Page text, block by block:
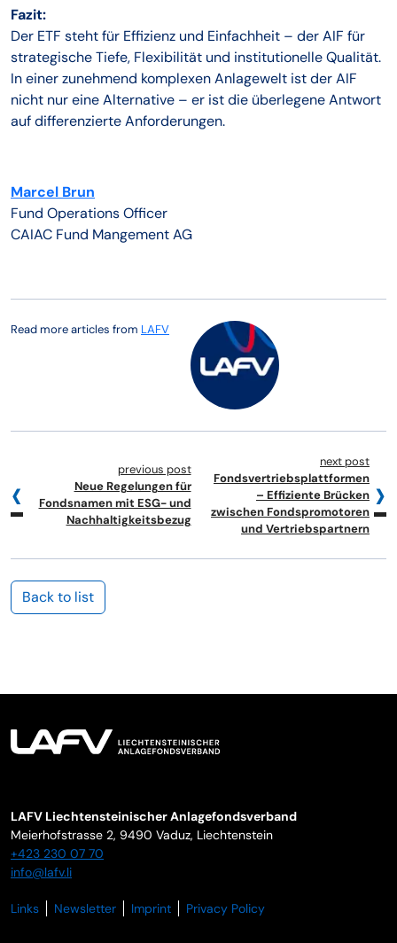
Fazit:
Der ETF steht für Effizienz und Einfachheit – der AIF für
strategische Tiefe, Flexibilität und institutionelle Qualität.
In einer zunehmend komplexen Anlagewelt ist der AIF
nicht nur eine Alternative – er ist die überlegene Antwort
auf differenzierte Anforderungen.
Marcel Brun
Fund Operations Officer
CAIAC Fund Mangement AG
Read more articles from LAFV
previous post
Neue Regelungen für
Fondsnamen mit ESG- und
Nachhaltigkeitsbezug
next post
Fondsvertriebsplattformen
– Effiziente Brücken
zwischen Fondspromotoren
und Vertriebspartnern
Back to list
LAFV Liechtensteinischer Anlagefondsverband
Meierhofstrasse 2, 9490 Vaduz, Liechtenstein
+423 230 07 70
info@lafv.li
Links Newsletter Imprint Privacy Policy